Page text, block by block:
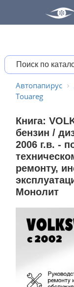
Автопапирус
Touareg
Книга:
бензин /
2006 г.в. -
ремонту,
Монолит